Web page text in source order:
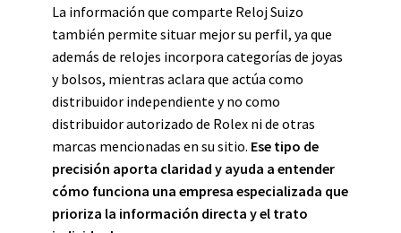
La información que comparte Reloj Suizo
también permite situar mejor su perfil, ya que
además de relojes incorpora categorías de joyas
y bolsos, mientras aclara que actúa como
distribuidor independiente y no como
distribuidor autorizado de Rolex ni de otras
marcas mencionadas en su sitio. Ese tipo de
precisión aporta claridad y ayuda a entender
cómo funciona una empresa especializada que
prioriza la información directa y el trato